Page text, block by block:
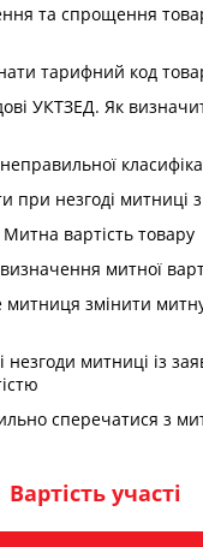
та спрощення
тарифний код
УКТЗЕД. Як
при незгоді митниці
вартість товару
митної
змінити
незгоди митниці із
сперечатися з
Вартість участі